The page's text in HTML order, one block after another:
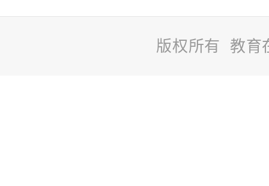
版权所有 教育